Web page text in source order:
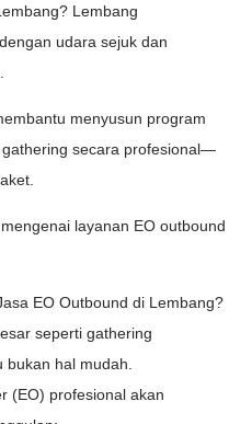
Lembang
udara sejuk dan
menyusun program
secara profesional—
layanan EO outbound
EO Outbound di Lembang?
seperti gathering
hal mudah.
(EO) profesional akan